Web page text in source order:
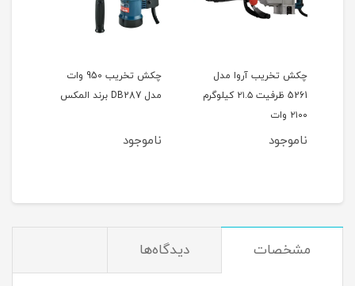
چکش تخریب آروا مدل
5261 ظرفیت ۲۱.۵ کیلوگرم
۲۱۰۰ وات
ناموجود
چکش تخریب 950 وات
مدل DB287 برند المکس
ناموجود
مشخصات دیدگاه‌ها